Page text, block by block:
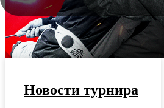
Новости турнира